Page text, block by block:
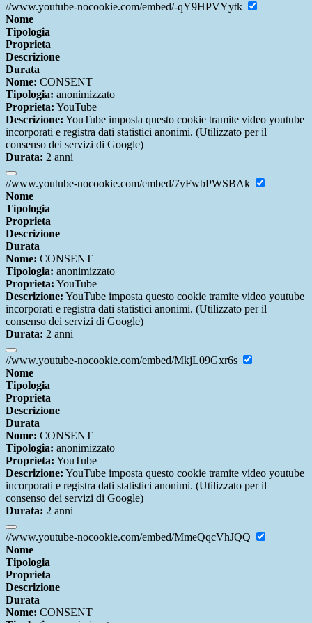
//www.youtube-nocookie.com/embed/-qY9HPVYytk
Nome
Tipologia
Proprieta
Descrizione
Durata
Nome: CONSENT
Tipologia: anonimizzato
Proprieta: YouTube
Descrizione: YouTube imposta questo cookie tramite video youtube
incorporati e registra dati statistici anonimi. (Utilizzato per il
consenso dei servizi di Google)
Durata: 2 anni
//www.youtube-nocookie.com/embed/7yFwbPWSBAk
Nome
Tipologia
Proprieta
Descrizione
Durata
Nome: CONSENT
Tipologia: anonimizzato
Proprieta: YouTube
Descrizione: YouTube imposta questo cookie tramite video youtube
incorporati e registra dati statistici anonimi. (Utilizzato per il
consenso dei servizi di Google)
Durata: 2 anni
//www.youtube-nocookie.com/embed/MkjL09Gxr6s
Nome
Tipologia
Proprieta
Descrizione
Durata
Nome: CONSENT
Tipologia: anonimizzato
Proprieta: YouTube
Descrizione: YouTube imposta questo cookie tramite video youtube
incorporati e registra dati statistici anonimi. (Utilizzato per il
consenso dei servizi di Google)
Durata: 2 anni
//www.youtube-nocookie.com/embed/MmeQqcVhJQQ
Nome
Tipologia
Proprieta
Descrizione
Durata
Nome: CONSENT